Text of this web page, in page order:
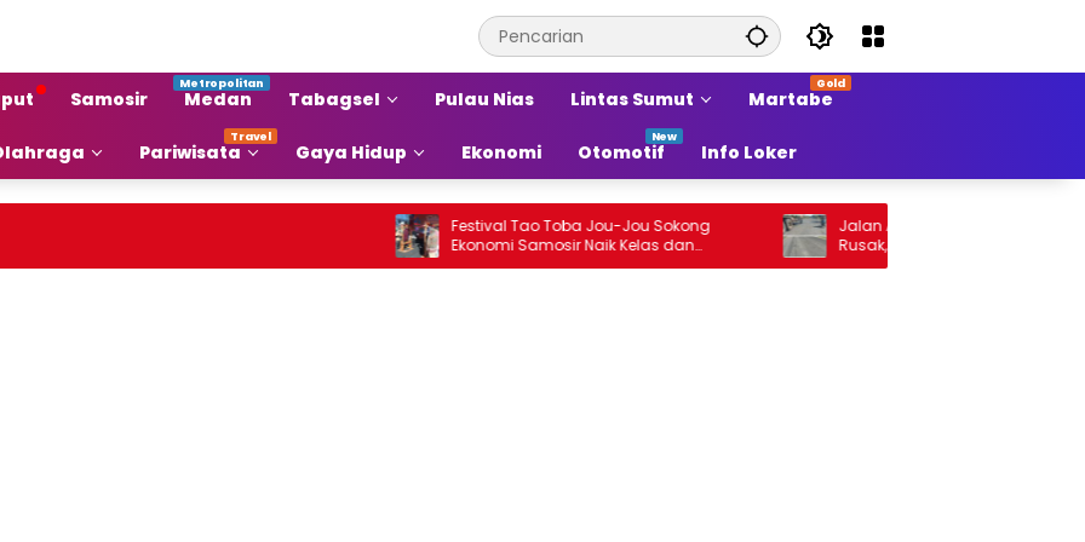
Samosir Medan Tabagsel Pulau Nias Lintas Sumut Martabe
Pariwisata Gaya Hidup Ekonomi Otomotif Info Loker
Festival Tao Toba Jou-Jou Sokong
Ekonomi Samosir Naik Kelas dan
Pariwisata Menjadi Sumber Pertumbuhan
Jalan Arteri Stabat–Pangkalan
Rusak, Pengendara Terancam Celaka